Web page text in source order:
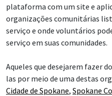
plataforma com um site e
organizações comunitárias
serviço e onde voluntários
serviço em suas comunidades.
Aqueles que desejarem fazer
las por meio de uma destas
Cidade de Spokane, Spokane